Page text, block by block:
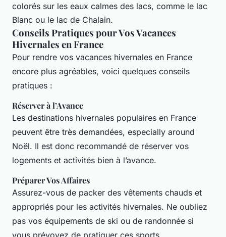
colorés sur les eaux calmes des lacs, comme le lac
Blanc ou le lac de Chalain.
Conseils Pratiques pour Vos Vacances
Hivernales en France
Pour rendre vos vacances hivernales en France
encore plus agréables, voici quelques conseils
pratiques :
Réserver à l’Avance
Les destinations hivernales populaires en France
peuvent être très demandées, especially around
Noël. Il est donc recommandé de réserver vos
logements et activités bien à l’avance.
Préparer Vos Affaires
Assurez-vous de packer des vêtements chauds et
appropriés pour les activités hivernales. Ne oubliez
pas vos équipements de ski ou de randonnée si